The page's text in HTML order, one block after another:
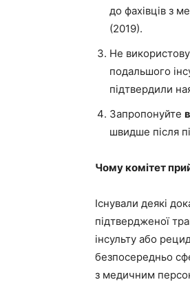
до фахівців з
(2019).
Не
подальшого
підтвердили
Запропонуйте
швидше після
Чому комітет
Існували деякі
підтвердженої
інсульту або
безпосередньо
з медичним